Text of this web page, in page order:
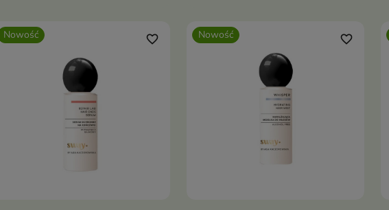
Nowość favorite_border Nowość favorite_border